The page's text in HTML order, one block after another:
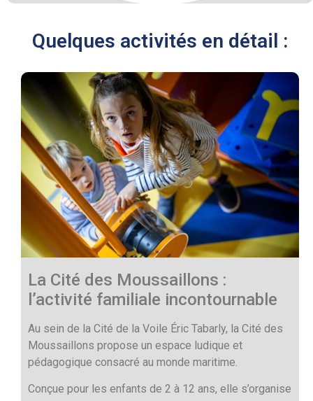
Quelques activités en détail :
La Cité des Moussaillons :
l’activité familiale incontournable
Au sein de la Cité de la Voile Éric Tabarly, la Cité des
Moussaillons propose un espace ludique et
pédagogique consacré au monde maritime.
Conçue pour les enfants de 2 à 12 ans, elle s’organise